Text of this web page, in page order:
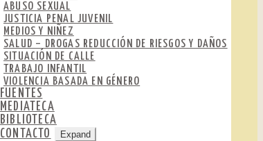
ABUSO SEXUAL
JUSTICIA PENAL JUVENIL
MEDIOS Y NIÑEZ
SALUD – DROGAS REDUCCIÓN DE RIESGOS Y DAÑOS
SITUACIÓN DE CALLE
TRABAJO INFANTIL
VIOLENCIA BASADA EN GÉNERO
FUENTES
MEDIATECA
BIBLIOTECA
CONTACTO
Expand